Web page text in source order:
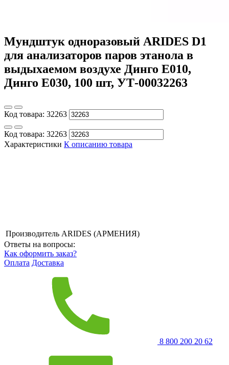
Мундштук одноразовый ARIDES D1
для анализаторов паров этанола в
выдыхаемом воздухе Динго Е010,
Динго Е030, 100 шт, УТ-00032263
Код товара: 32263
Код товара: 32263
Характеристики К описанию товара
Производитель ARIDES (АРМЕНИЯ)
Ответы на вопросы:
Как оформить заказ?
Оплата Доставка
8 800 200 20 62